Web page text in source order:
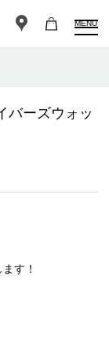
MENU
バーズウォッ
す！